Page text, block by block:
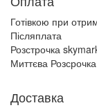
Готівкою при
Післяплата
Розстрочка
Миттєва Розсрочка
Доставка